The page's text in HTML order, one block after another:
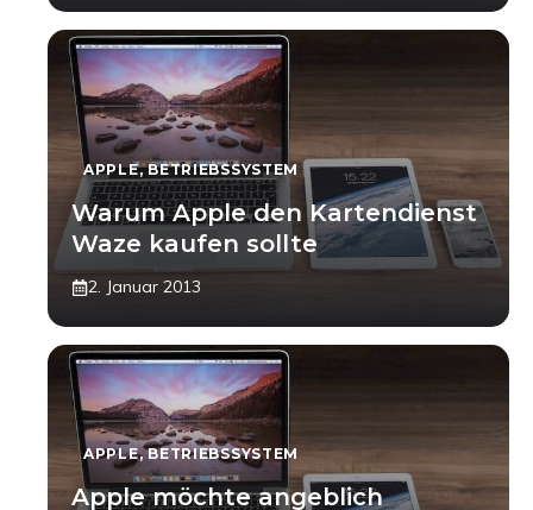
APPLE,BETRIEBSSYSTEM
Warum Apple den Kartendienst
Waze kaufen sollte
2. Januar 2013
APPLE,BETRIEBSSYSTEM
Apple möchte angeblich